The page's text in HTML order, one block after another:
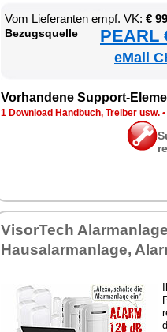
Vom Lie­fe­ran­ten empf. VK: €
Be­zugs­quel­le PEARL
eMall
Vor­han­de­ne Sup­port-
1 Down­load Hand­buch, Trei­ber usw. •
Vi­sor­Tech
Hausalarm­an­la­ge,